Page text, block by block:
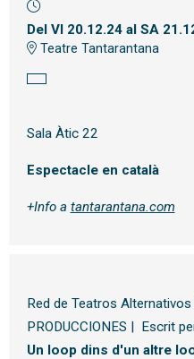
Del VI 20.12.24al SA
Teatre Tantarantana
Sala Àtic 22
Espectacle en català
+Info a tantarantana.com
Red de Teatros
PRODUCCIONES | Escrit
Un loop dins d'un altre